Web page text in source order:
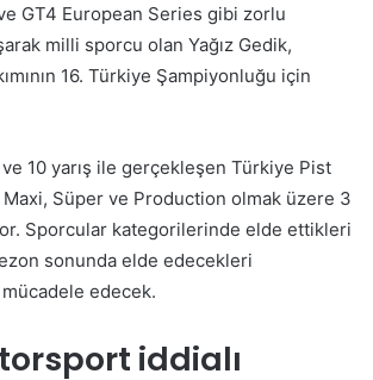
GT4 European Series gibi zorlu
milli sporcu olan Yağız Gedik,
16. Türkiye Şampiyonluğu için
10 yarış ile gerçekleşen Türkiye Pist
Maxi, Süper ve Production olmak üzere 3
Sporcular kategorilerinde elde ettikleri
sonunda elde edecekleri
edecek.
iddialı